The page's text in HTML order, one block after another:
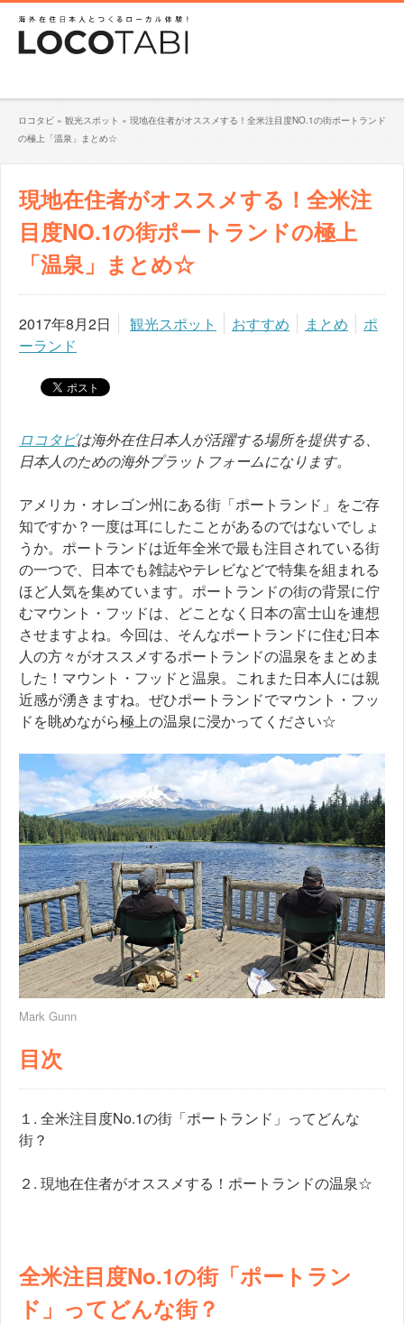
ロコタビ » 観光スポット » 現地在住者がオススメする！全米注目度NO.1の街ポートランド
の極上「温泉」まとめ☆
現地在住者がオススメする！全米注
目度NO.1の街ポートランドの極上
「温泉」まとめ☆
2017年8月2日 観光スポット おすすめ まとめ
ポ
ーランド
ロコタビは海外在住日本人が活躍する場所を提供する、
日本人のための海外プラットフォームになります。
アメリカ・オレゴン州にある街「ポートランド」をご存
知ですか？一度は耳にしたことがあるのではないでしょ
うか。ポートランドは近年全米で最も注目されている街
の一つで、日本でも雑誌やテレビなどで特集を組まれる
ほど人気を集めています。ポートランドの街の背景に佇
むマウント・フッドは、どことなく日本の富士山を連想
させますよね。今回は、そんなポートランドに住む日本
人の方々がオススメするポートランドの温泉をまとめま
した！マウント・フッドと温泉。これまた日本人には親
近感が湧きますね。ぜひポートランドでマウント・フッ
ドを眺めながら極上の温泉に浸かってください☆
Mark Gunn
目次
１. 全米注目度No.1の街「ポートランド」ってどんな
街？
２. 現地在住者がオススメする！ポートランドの温泉☆
全米注目度No.1の街「ポートラン
ド」ってどんな街？